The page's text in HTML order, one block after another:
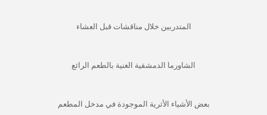
المتدربين خلال مناقشات قبل العشاء
الشاورما الدمشقية الغنية بالطعم الرائع
بعض الأشياء الأثرية الموجودة في مدخل المطعم